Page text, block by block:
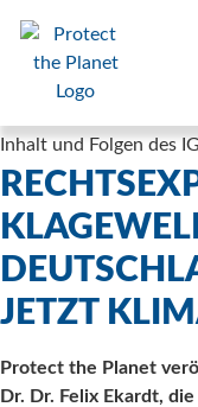
Inhalt und Folgen des
JETZT
Protect the Planet
Dr. Dr. Felix Ekardt,